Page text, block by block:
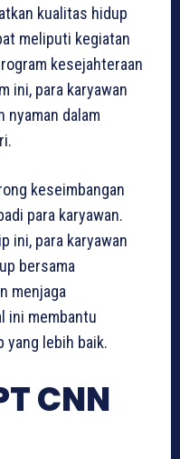
kualitas hidup
meliputi kegiatan
kesejahteraan
ini, para karyawan
nyaman dalam
keseimbangan
para karyawan.
ini, para karyawan
bersama
menjaga
ini membantu
yang lebih baik.
CNN